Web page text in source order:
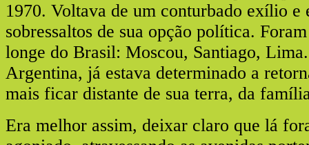
1970. Voltava de um conturbado exílio e
sobressaltos de sua opção política.
longe do Brasil: Moscou, Santiago,
Argentina, já estava determinado a
mais ficar distante de sua terra, da
Era melhor assim, deixar claro que lá